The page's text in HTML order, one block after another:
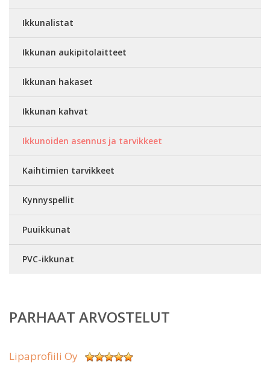
Ikkunalistat
Ikkunan aukipitolaitteet
Ikkunan hakaset
Ikkunan kahvat
Ikkunoiden asennus ja tarvikkeet
Kaihtimien tarvikkeet
Kynnyspellit
Puuikkunat
PVC-ikkunat
PARHAAT ARVOSTELUT
Lipaprofiili Oy